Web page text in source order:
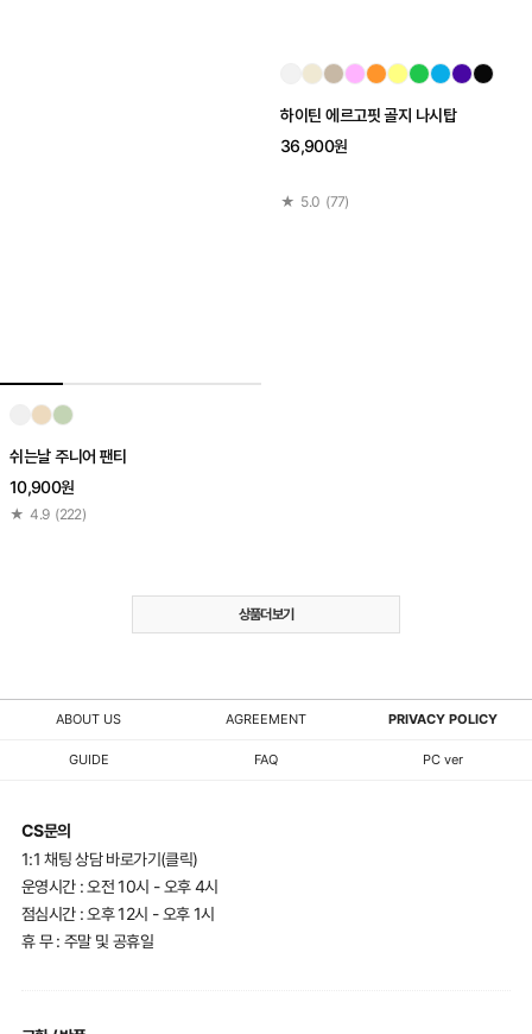
쉬는날 주니어 팬티
10,900원
★ 4.9 (222)
하이틴 에르고핏 골지 나시탑
36,900원
★ 5.0 (77)
상품더보기
ABOUT US AGREEMENT PRIVACY POLICY
GUIDE FAQ PC ver
CS문의
1:1 채팅 상담 바로가기(클릭)
운영시간 : 오전 10시 - 오후 4시
점심시간 : 오후 12시 - 오후 1시
휴 무 : 주말 및 공휴일